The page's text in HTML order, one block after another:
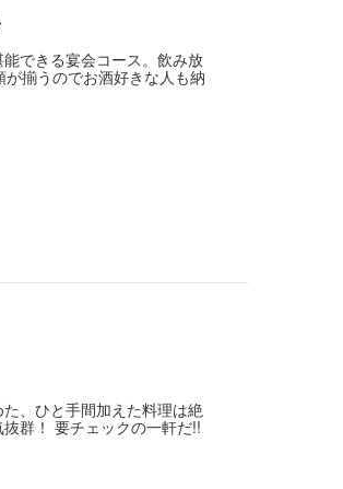
できる宴会コース。飲み放
揃うのでお酒好きな人も納
、ひと手間加えた料理は絶
群！ 要チェックの一軒だ!!